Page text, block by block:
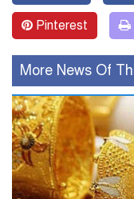
Pinterest
More News Of